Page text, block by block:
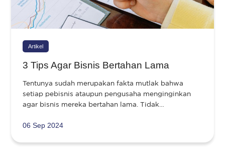
Artikel
3 Tips Agar Bisnis Bertahan Lama
Tentunya sudah merupakan fakta mutlak bahwa
setiap pebisnis ataupun pengusaha menginginkan
agar bisnis mereka bertahan lama. Tidak…
06 Sep 2024